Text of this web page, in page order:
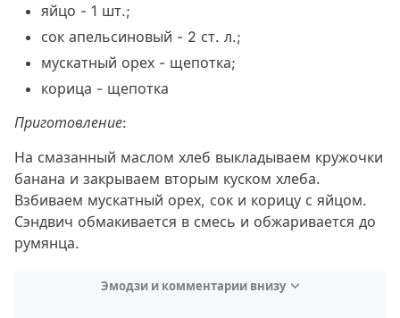
яйцо - 1 шт.;
сок апельсиновый - 2 ст. л.;
мускатный орех - щепотка;
корица - щепотка
Приготовление:
На смазанный маслом хлеб выкладываем кружочки
банана и закрываем вторым куском хлеба.
Взбиваем мускатный орех, сок и корицу с яйцом.
Сэндвич обмакивается в смесь и обжаривается до
румянца.
Эмодзи и комментарии внизу